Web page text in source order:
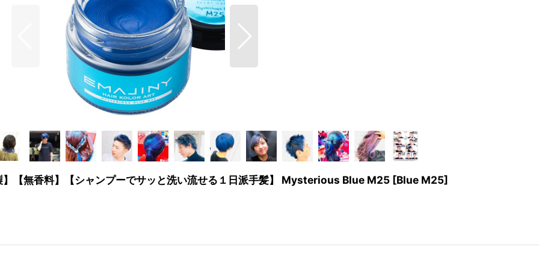
【無香料】【シャンプーでサッと洗い流せる１日派手髪】 Mysterious Blue M25 [Blue M25]